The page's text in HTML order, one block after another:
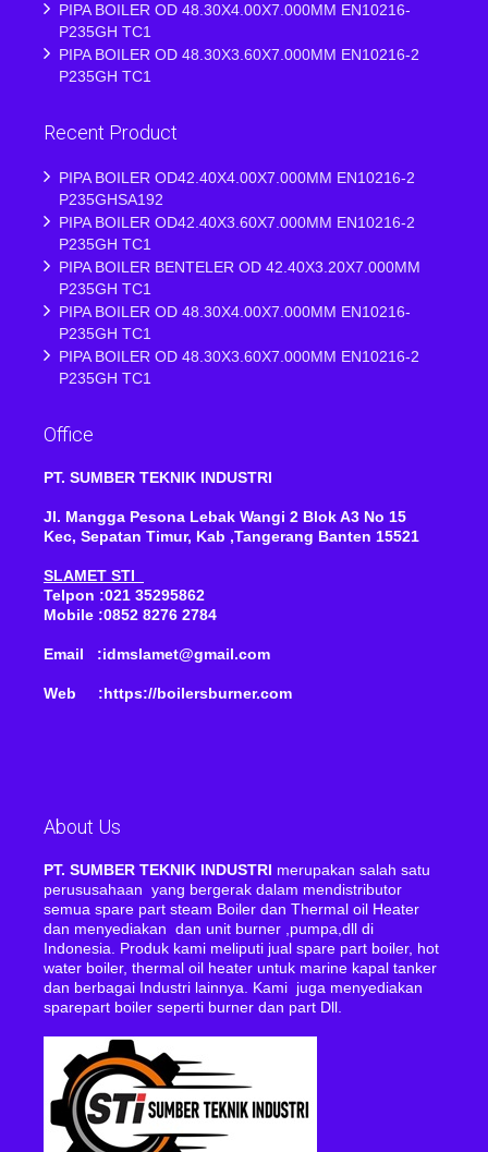
PIPA BOILER OD 48.30X4.00X7.000MM EN10216-
P235GH TC1
PIPA BOILER OD 48.30X3.60X7.000MM EN10216-2
P235GH TC1
Recent Product
PIPA BOILER OD42.40X4.00X7.000MM EN10216-2
P235GHSA192
PIPA BOILER OD42.40X3.60X7.000MM EN10216-2
P235GH TC1
PIPA BOILER BENTELER OD 42.40X3.20X7.000MM
P235GH TC1
PIPA BOILER OD 48.30X4.00X7.000MM EN10216-
P235GH TC1
PIPA BOILER OD 48.30X3.60X7.000MM EN10216-2
P235GH TC1
Office
PT. SUMBER TEKNIK INDUSTRI
Jl. Mangga Pesona Lebak Wangi 2 Blok A3 No 15
Kec, Sepatan Timur, Kab ,Tangerang Banten 15521
SLAMET STI
Telpon :021 35295862
Mobile :0852 8276 2784
Email :idmslamet@gmail.com
Web :https://boilersburner.com
About Us
PT. SUMBER TEKNIK INDUSTRI merupakan salah satu
perususahaan yang bergerak dalam mendistributor
semua spare part steam Boiler dan Thermal oil Heater
dan menyediakan dan unit burner ,pumpa,dll di
Indonesia. Produk kami meliputi jual spare part boiler, hot
water boiler, thermal oil heater untuk marine kapal tanker
dan berbagai Industri lainnya. Kami juga menyediakan
sparepart boiler seperti burner dan part Dll.